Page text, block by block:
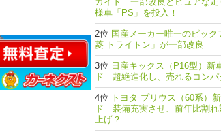
様車「PS」を投入！
国産メーカー唯一のピッ
菱 トライトン」が一部改良
日産キックス（P16型）新
ド 超絶進化し、売れるコンパ
トヨタ プリウス（60系）
ド 装備充実させ、前年比割れ
上げ？